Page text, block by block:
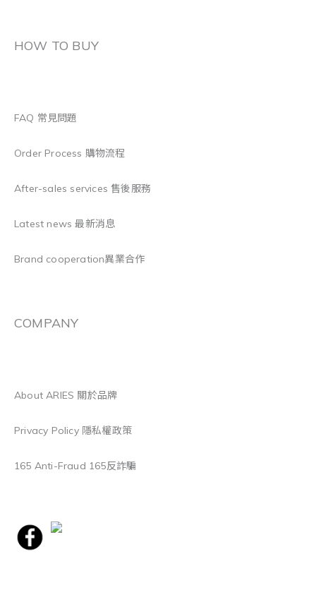
HOW TO BUY
FAQ 常見問題
Order Process 購物流程
After-sales services 售後服務
Latest news 最新消息
Brand cooperation異業合作
COMPANY
About ARIES 關於品牌
Privacy Policy 隱私權政策
165 Anti-Fraud 165反詐騙